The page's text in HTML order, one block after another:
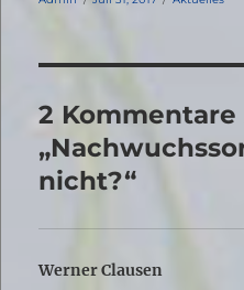
2 Kommentare
nicht?“
Werner Clausen